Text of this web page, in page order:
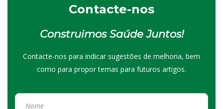
Contacte-nos
Construimos Saúde Juntos!
Contacte-nos para indicar sugestões de melhoria, bem
como para propor temas para futuros artigos.